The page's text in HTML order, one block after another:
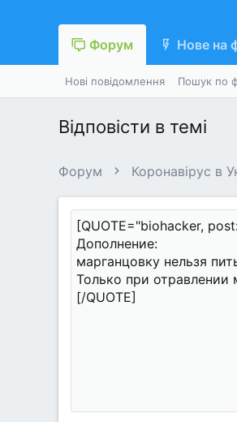
Форум Нове на
Нові повідомлення Пошук по
Відповісти в темі
Форум Коронавірус в